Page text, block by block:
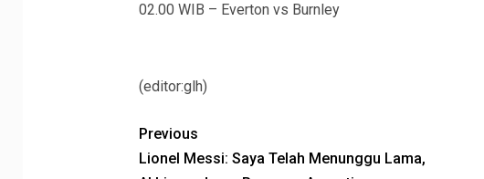
02.00 WIB – Everton vs Burnley
(editor:glh)
Previous
Lionel Messi: Saya Telah Menunggu Lama,